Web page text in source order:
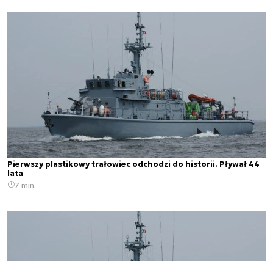
Pierwszy plastikowy trałowiec odchodzi do historii. Pływał 44
lata
7 min.